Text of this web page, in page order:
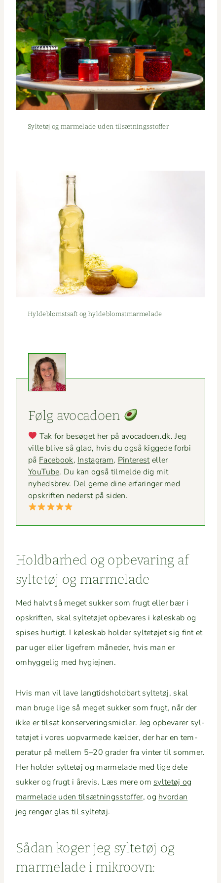
Syl­tetøj og marme­lade uden tilsætningsstoffer
Hylde­blom­st­saft og hyldeblomstmarmelade
Følg avo­ca­doen
Tak for besøget her på avocadoen.dk. Jeg
ville blive så glad, hvis du også kiggede for­bi
på Face­book, Insta­gram, Pin­ter­esteller
YouTube. Du kan også tilmelde dig mit
nyheds­brev. Del gerne dine erfaringer med
opskriften ned­er­st på siden.
Hold­barhed og opbe­var­ing af
syl­tetøj og marmelade
Med halvt så meget sukker som frugt eller bær i
opskriften, skal syl­tetø­jet opbe­vares i køleskab og
spis­es hur­tigt. I køleskab hold­er syl­tetø­jet sig fint et
par uger eller lige­frem måned­er, hvis man er
omhyggelig med hygiejnen.
Hvis man vil lave langtid­sh­old­bart syl­tetøj, skal
man bruge lige så meget sukker som frugt, når der
ikke er tilsat kon­server­ingsmi­dler. Jeg opbe­var­er syl­
tetø­jet i vores uop­varmede kælder, der har en tem­
per­atur på mellem 5–20 grad­er fra vin­ter til som­mer.
Her hold­er syl­tetøj og marme­lade med lige dele
sukker og frugt i åre­vis. Læs mere om syl­tetøj og
marme­lade uden tilsæt­ningsstof­fer, og hvor­dan
jeg rengør glas til syl­tetøj.
Sådan koger jeg syl­tetøj og
marme­lade i mikroovn: